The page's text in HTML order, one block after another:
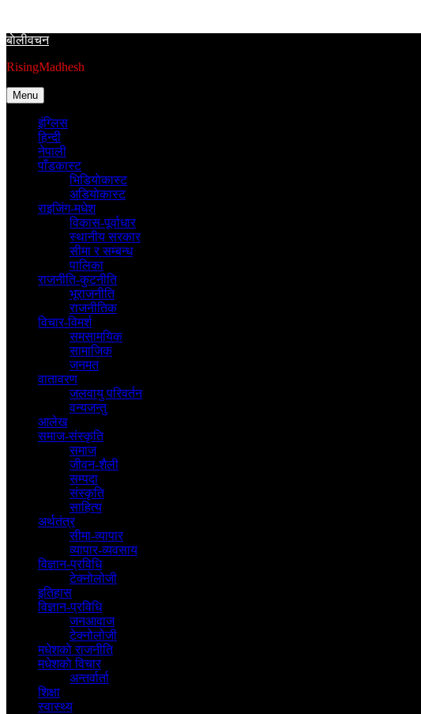
content
बाेलीवचन
RisingMadhesh
Menu
इंग्लिस
हिन्दी
नेपाली
पाँडकास्ट
भिडियाेकास्ट
अडियाेकास्ट
राइजिंग-मधेश
विकास-पूर्वाधार
स्थानीय सरकार
सीमा र सम्बन्ध
पालिका
राजनीति-कुटनीति
भूराजनीति
राजनीतिक
विचार-विमर्श
समसामयिक
सामाजिक
जनमत
वातावरण
जलवायु परिवर्तन
वन्यजन्तु
आलेख
समाज-संस्कृति
समाज
जीवन-शैली
सम्पदा
संस्कृति
साहित्य
अर्थतंत्र
सीमा-व्यापार
व्यापार-व्यवसाय
विज्ञान-प्रविधि
टेक्नोलोजी
इतिहास
विज्ञान-प्रविधि
जनआवाज
टेक्नोलोजी
मधेशकाे राजनीति
मधेशकाे विचार
अन्तर्वार्ता
शिक्षा
स्वास्थ्य